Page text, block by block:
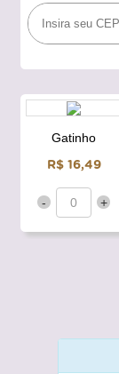
Gatinho
R$ 16,49
- +